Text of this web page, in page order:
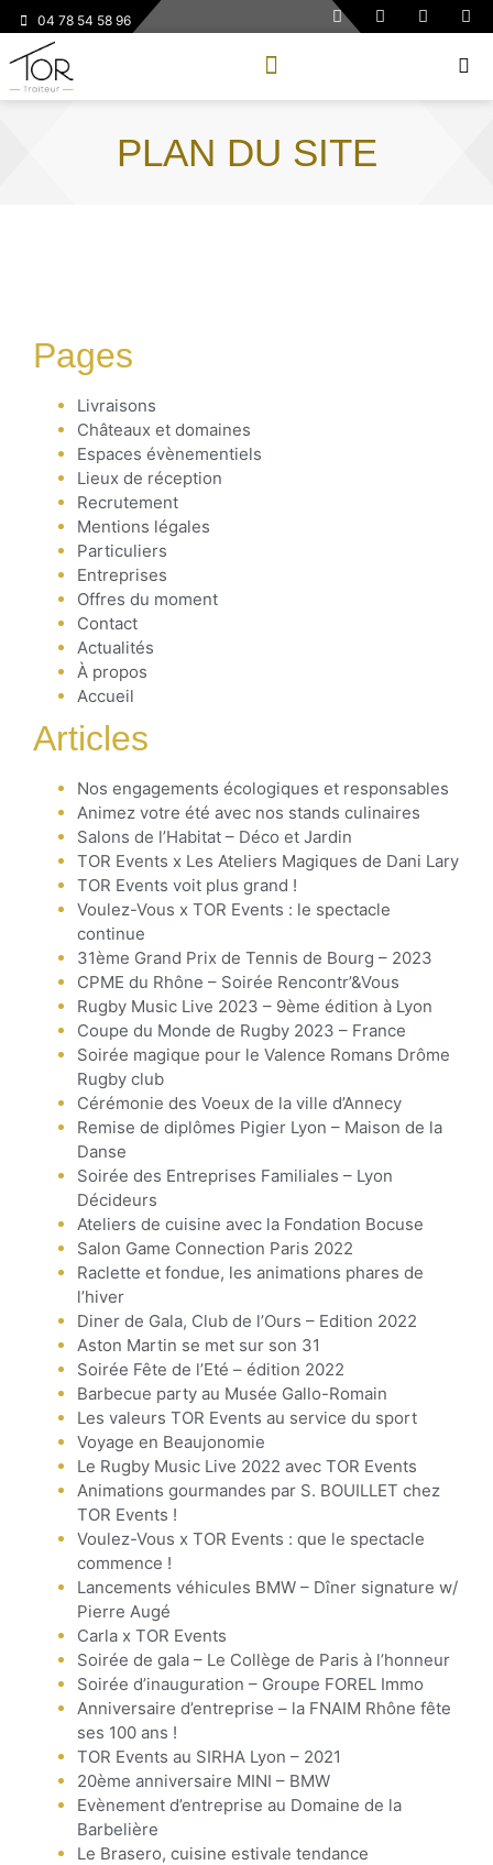
04 78 54 58 96
PLAN DU SITE
Pages
Livraisons
Châteaux et domaines
Espaces évènementiels
Lieux de réception
Recrutement
Mentions légales
Particuliers
Entreprises
Offres du moment
Contact
Actualités
À propos
Accueil
Articles
Nos engagements écologiques et responsables
Animez votre été avec nos stands culinaires
Salons de l’Habitat – Déco et Jardin
TOR Events x Les Ateliers Magiques de Dani Lary
TOR Events voit plus grand !
Voulez-Vous x TOR Events : le spectacle
continue
31ème Grand Prix de Tennis de Bourg – 2023
CPME du Rhône – Soirée Rencontr’&Vous
Rugby Music Live 2023 – 9ème édition à Lyon
Coupe du Monde de Rugby 2023 – France
Soirée magique pour le Valence Romans Drôme
Rugby club
Cérémonie des Voeux de la ville d’Annecy
Remise de diplômes Pigier Lyon – Maison de la
Danse
Soirée des Entreprises Familiales – Lyon
Décideurs
Ateliers de cuisine avec la Fondation Bocuse
Salon Game Connection Paris 2022
Raclette et fondue, les animations phares de
l’hiver
Diner de Gala, Club de l’Ours – Edition 2022
Aston Martin se met sur son 31
Soirée Fête de l’Eté – édition 2022
Barbecue party au Musée Gallo-Romain
Les valeurs TOR Events au service du sport
Voyage en Beaujonomie
Le Rugby Music Live 2022 avec TOR Events
Animations gourmandes par S. BOUILLET chez
TOR Events !
Voulez-Vous x TOR Events : que le spectacle
commence !
Lancements véhicules BMW – Dîner signature w/
Pierre Augé
Carla x TOR Events
Soirée de gala – Le Collège de Paris à l’honneur
Soirée d’inauguration – Groupe FOREL Immo
Anniversaire d’entreprise – la FNAIM Rhône fête
ses 100 ans !
TOR Events au SIRHA Lyon – 2021
20ème anniversaire MINI – BMW
Evènement d’entreprise au Domaine de la
Barbelière
Le Brasero, cuisine estivale tendance